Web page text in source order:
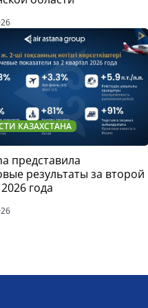
КАЗАХСТАНА
представила
результаты за второй
года